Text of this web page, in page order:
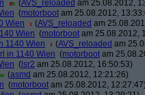
(AVS_reloaded am 25.08.2012,
(motorboot am 25.08.2012,
Wien
(AVS_reloaded am
Wien (motorboot am 25.08.2012,
1140 Wien
(AVS_reloaded am
in 1140 Wien (motorboot am
( lsr2 am 25.08.2012, 16:50:53)
(asmd am 25.08.2012, 12:21:26)
(motorboot am 25.08.2012, 12:27:47)